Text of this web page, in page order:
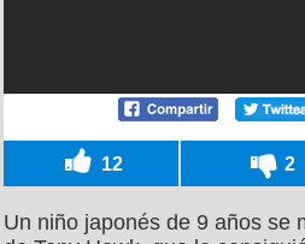
12 2
Un niño japonés de 9 años se